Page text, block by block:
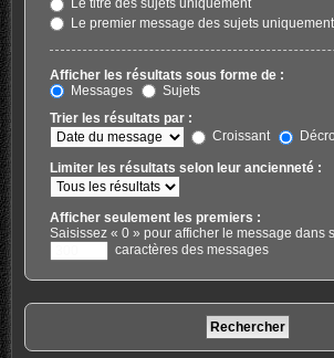
Le titre des sujets uniquement
Le premier message des sujets uniquement
Afficher les résultats sous forme de :
Messages
Sujets
Trier les résultats par :
Croissant
Limiter les résultats selon leur ancienneté :
Afficher seulement les premiers :
Saisissez « 0 » pour afficher le message dans
caractères des messages